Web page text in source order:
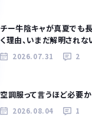
チー牛陰キャが真夏でも
く理由、いまだ解明されな
2026.07.31 2
空調服って言うほど必要か
2026.08.04 1